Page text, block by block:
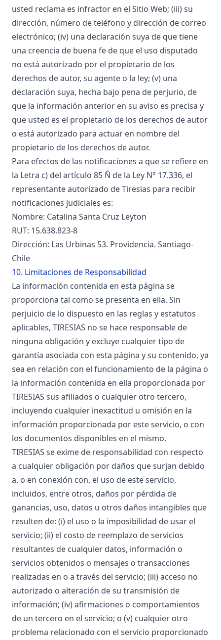
usted reclama es infractor en el Sitio Web; (iii) su
dirección, número de teléfono y dirección de correo
electrónico; (iv) una declaración suya de que tiene
una creencia de buena fe de que el uso disputado
no está autorizado por el propietario de los
derechos de autor, su agente o la ley; (v) una
declaración suya, hecha bajo pena de perjurio, de
que la información anterior en su aviso es precisa y
que usted es el propietario de los derechos de autor
o está autorizado para actuar en nombre del
propietario de los derechos de autor.
Para efectos de las notificaciones a que se refiere en
la Letra c) del artículo 85 Ñ de la Ley N° 17.336, el
representante autorizado de Tiresias para recibir
notificaciones judiciales es:
Nombre: Catalina Santa Cruz Leyton
RUT: 15.638.823-8
Dirección: Las Urbinas 53. Providencia. Santiago-
Chile
10. Limitaciones de Responsabilidad
La información contenida en esta página se
proporciona tal como se presenta en ella. Sin
perjuicio de lo dispuesto en las reglas y estatutos
aplicables, TIRESIAS no se hace responsable de
ninguna obligación y excluye cualquier tipo de
garantía asociada con esta página y su contenido, ya
sea en relación con el funcionamiento de la página o
la información contenida en ella proporcionada por
TIRESIAS sus afiliados o cualquier otro tercero,
incluyendo cualquier inexactitud u omisión en la
información proporcionada por este servicio, o con
los documentos disponibles en el mismo.
TIRESIAS se exime de responsabilidad con respecto
a cualquier obligación por daños que surjan debido
a, o en conexión con, el uso de este servicio,
incluidos, entre otros, daños por pérdida de
ganancias, uso, datos u otros daños intangibles que
resulten de: (i) el uso o la imposibilidad de usar el
servicio; (ii) el costo de reemplazo de servicios
resultantes de cualquier datos, información o
servicios obtenidos o mensajes o transacciones
realizadas en o a través del servicio; (iii) acceso no
autorizado o alteración de su transmisión de
información; (iv) afirmaciones o comportamientos
de un tercero en el servicio; o (v) cualquier otro
problema relacionado con el servicio proporcionado